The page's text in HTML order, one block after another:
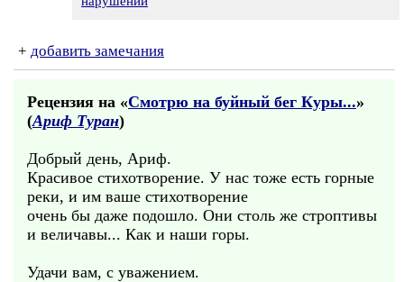
+ добавить замечания
Рецензия на «Смотрю на буйный бег Куры...»
(Ариф Туран)
Добрый день, Ариф.
Красивое стихотворение. У нас тоже есть горные
реки, и им ваше стихотворение
очень бы даже подошло. Они столь же строптивы
и величавы... Как и наши горы.
Удачи вам, с уважением.